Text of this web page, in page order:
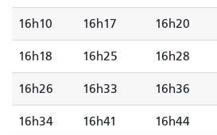
16h10 16h17 16h20
16h18 16h25 16h28
16h26 16h33 16h36
16h34 16h41 16h44